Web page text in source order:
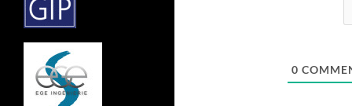
0